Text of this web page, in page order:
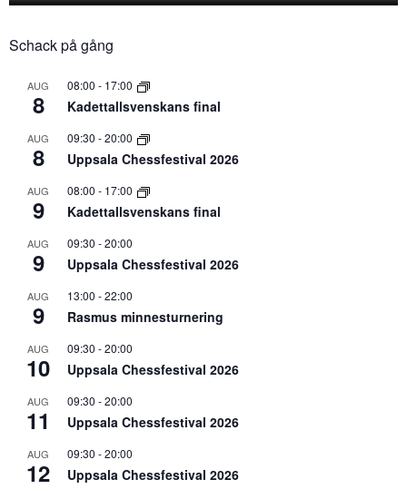
Schack på gång
AUG
8
08:00 - 17:00
Kadettallsvenskans final
AUG
8
09:30 -20:00
Uppsala Chessfestival 2026
AUG
9
08:00 - 17:00
Kadettallsvenskans final
AUG
9
09:30 -20:00
Uppsala Chessfestival 2026
AUG
9
13:00 -22:00
Rasmus minnesturnering
AUG
10
09:30 -20:00
Uppsala Chessfestival 2026
AUG
11
09:30 -20:00
Uppsala Chessfestival 2026
AUG
12
09:30 -20:00
Uppsala Chessfestival 2026